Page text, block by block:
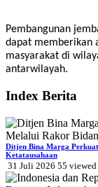
Pembangunan
dapat memberikan
masyarakat di
antarwilayah.
Index Berita
Ditjen Bina Marga
Ketatausahaan
31 Juli 2026 55 viewed